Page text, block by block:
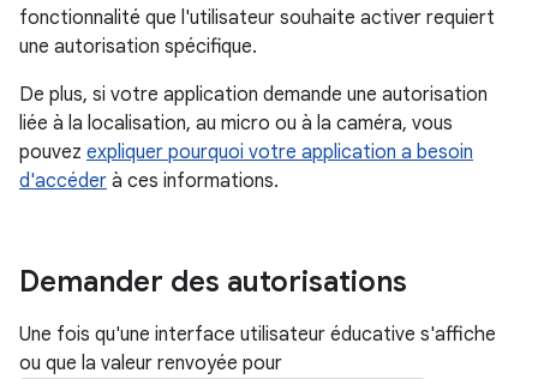
fonctionnalité que l'utilisateur souhaite activer requiert
une autorisation spécifique.
De plus, si votre application demande une autorisation
liée à la localisation, au micro ou à la caméra, vous
pouvez expliquer pourquoi votre application a besoin
d'accéder à ces informations.
Demander des autorisations
Une fois qu'une interface utilisateur éducative s'affiche
ou que la valeur renvoyée pour